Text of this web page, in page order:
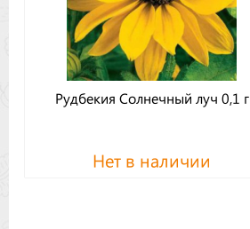
Рудбекия Солнечный луч 0,1 г
Нет в наличии